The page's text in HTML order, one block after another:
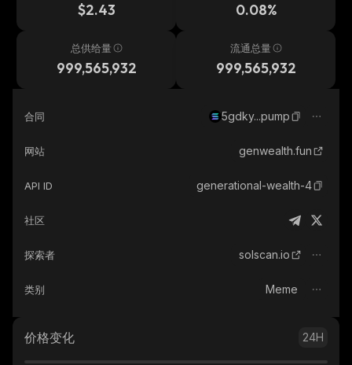
$2.43 0.08%
总供给量
999,565,932
流通总量
999,565,932
合同 5gdky...pump
网站 genwealth.fun
API ID generational-wealth-4
社区
探索者 solscan.io
类别 Meme
价格变化 24H